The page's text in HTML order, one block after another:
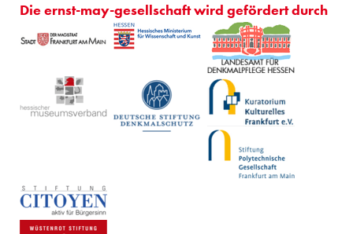
Die ernst-may-gesellschaft wird gefördert durch